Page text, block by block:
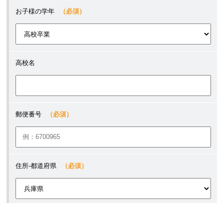
お子様の学年 （必須）
高校名
郵便番号 （必須）
住所-都道府県 （必須）